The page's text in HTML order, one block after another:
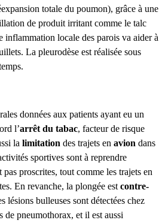
totale du poumon), grâce à une
de produit irritant comme le talc
inflammation locale des parois va aider à
La pleurodèse est réalisée sous
données aux patients ayant eu un
l’arrêt du tabac, facteur de risque
la limitation des trajets en avion dans
sportives sont à reprendre
proscrites, tout comme les trajets en
En revanche, la plongée est contre-
lésions bulleuses sont détectées chez
de pneumothorax, et il est aussi